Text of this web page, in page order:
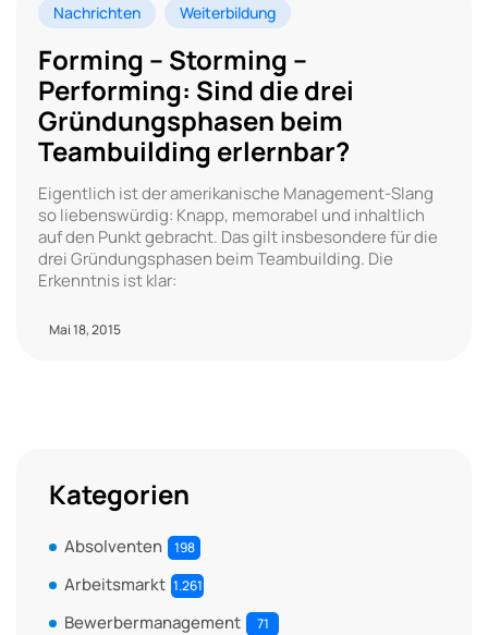
Nachrichten Weiterbildung
Forming – Storming –
Performing: Sind die drei
Gründungsphasen beim
Teambuilding erlernbar?
Eigentlich ist der amerikanische Management-Slang
so liebenswürdig: Knapp, memorabel und inhaltlich
auf den Punkt gebracht. Das gilt insbesondere für die
drei Gründungsphasen beim Teambuilding. Die
Erkenntnis ist klar:
Mai 18, 2015
Kategorien
Absolventen 198
Arbeitsmarkt 1.261
Bewerbermanagement 71